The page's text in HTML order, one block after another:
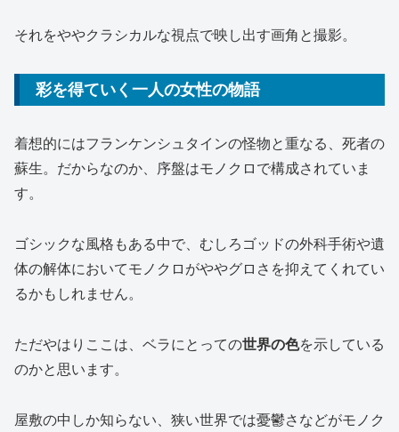
それをややクラシカルな視点で映し出す画角と撮影。
彩を得ていく一人の女性の物語
着想的にはフランケンシュタインの怪物と重なる、死者の
蘇生。だからなのか、序盤はモノクロで構成されていま
す。
ゴシックな風格もある中で、むしろゴッドの外科手術や遺
体の解体においてモノクロがややグロさを抑えてくれてい
るかもしれません。
ただやはりここは、ベラにとっての世界の色を示している
のかと思います。
屋敷の中しか知らない、狭い世界では憂鬱さなどがモノク